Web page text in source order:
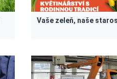
Vaše zeleň, naše